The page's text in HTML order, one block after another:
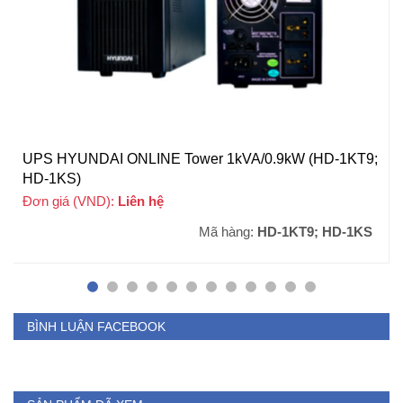
UPS HYUNDAI ONLINE Tower 1kVA/0.9kW (HD-1KT9;
HD-1KS)
Đơn giá (VND): Liên hệ
Mã hàng: HD-1KT9; HD-1KS
BÌNH LUẬN FACEBOOK